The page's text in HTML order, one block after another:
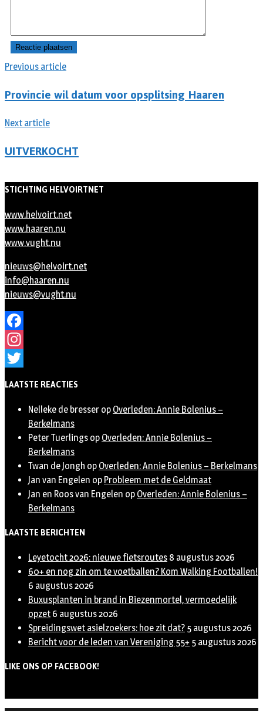
Previous article
Provincie wil datum voor opsplitsing Haaren
Next article
UITVERKOCHT
STICHTING HELVOIRTNET
www.helvoirt.net
www.haaren.nu
www.vught.nu
nieuws@helvoirt.net
info@haaren.nu
nieuws@vught.nu
Facebook
Instagram
LAATSTE REACTIES
Nelleke de bresser op Overleden: Annie Bolenius –
Berkelmans
Peter Tuerlings op Overleden: Annie Bolenius –
Berkelmans
Twan de Jongh op Overleden: Annie Bolenius – Berkelmans
Jan van Engelen op Probleem met de Geldmaat
Jan en Roos van Engelen op Overleden: Annie Bolenius –
Berkelmans
LAATSTE BERICHTEN
Leyetocht 2026: nieuwe fietsroutes 8 augustus 2026
60+ en nog zin om te voetballen? Kom Walking Footballen!
6 augustus 2026
Buxusplanten in brand in Biezenmortel, vermoedelijk
opzet 6 augustus 2026
Spreidingswet asielzoekers: hoe zit dat? 5 augustus 2026
Bericht voor de leden van Vereniging 55+ 5 augustus 2026
LIKE ONS OP FACEBOOK!